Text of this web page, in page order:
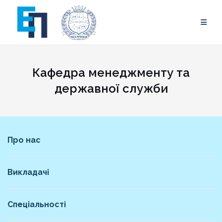
content
Кафедра менеджменту та
державної служби
Про нас
Викладачі
Спеціальності